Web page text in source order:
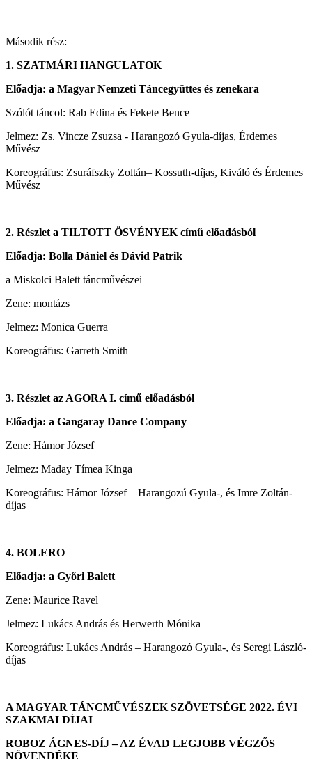
Második rész:
1. SZATMÁRI HANGULATOK
Előadja: a Magyar Nemzeti Táncegyüttes és zenekara
Szólót táncol: Rab Edina és Fekete Bence
Jelmez: Zs. Vincze Zsuzsa - Harangozó Gyula-díjas, Érdemes
Művész
Koreográfus: Zsuráfszky Zoltán– Kossuth-díjas, Kiváló és Érdemes
Művész
2. Részlet a TILTOTT ÖSVÉNYEK című előadásból
Előadja: Bolla Dániel és Dávid Patrik
a Miskolci Balett táncművészei
Zene: montázs
Jelmez: Monica Guerra
Koreográfus: Garreth Smith
3. Részlet az AGORA I. című előadásból
Előadja: a Gangaray Dance Company
Zene: Hámor József
Jelmez: Maday Tímea Kinga
Koreográfus: Hámor József – Harangozú Gyula-, és Imre Zoltán-
díjas
4. BOLERO
Előadja: a Győri Balett
Zene: Maurice Ravel
Jelmez: Lukács András és Herwerth Mónika
Koreográfus: Lukács András – Harangozó Gyula-, és Seregi László-
díjas
A MAGYAR TÁNCMŰVÉSZEK SZÖVETSÉGE 2022. ÉVI
SZAKMAI DÍJAI
ROBOZ ÁGNES-DÍJ – AZ ÉVAD LEGJOBB VÉGZŐS
NÖVENDÉKE